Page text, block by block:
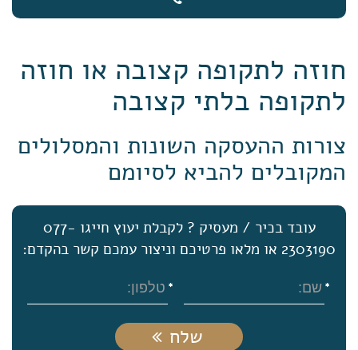
חוזה לתקופה קצובה או חוזה
לתקופה בלתי קצובה
צורות ההעסקה השונות והמסלולים
המקובלים להביא לסיומם
עובד בכיר / מעסיק ? לקבלת יעוץ חייגו 077-
2303190 או מלאו פרטיכם וניצור עמכם קשר בהקדם:
שלח